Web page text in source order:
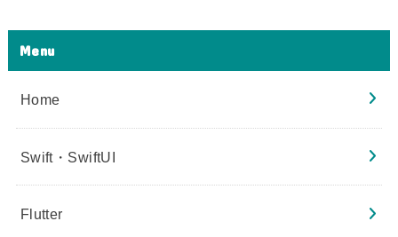
Menu
Home
Swift・SwiftUI
Flutter